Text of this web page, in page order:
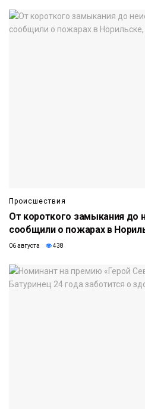
Происшествия
От короткого замыкания до
сообщили о пожарах в
06 августа 438